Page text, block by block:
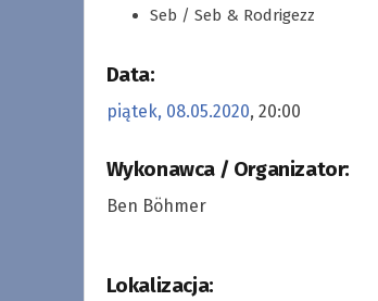
Seb / Seb & Rodrigezz
Data:
piątek, 08.05.2020, 20:00
Wykonawca / Organizator:
Ben Böhmer
Lokalizacja: